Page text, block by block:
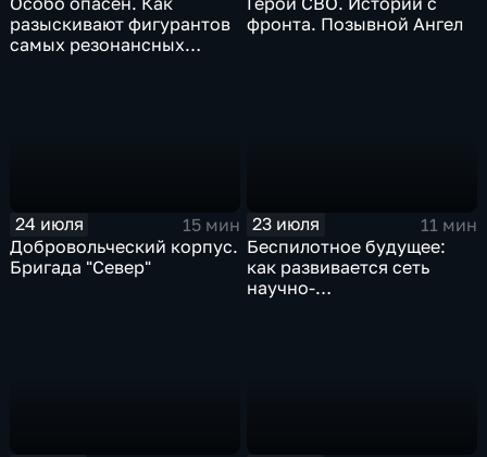
разыскивают фигурантов
самых резонансных
фронта. Позывной Ангел
24 июля
15 мин
Добровольческий корпус.
Бригада "Север"
23 июля
11 мин
Беспилотное будущее:
как развивается сеть
научно-